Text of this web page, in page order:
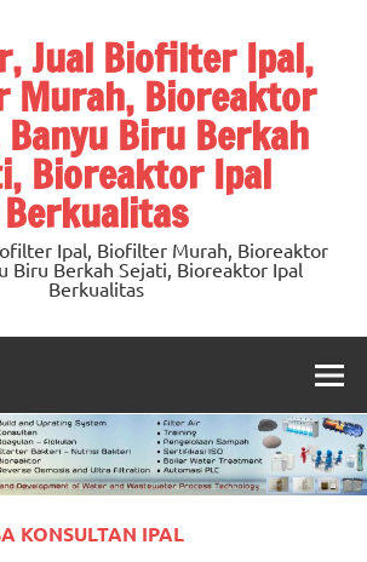
Jual Biofilter Ipal,
Murah, Bioreaktor
Banyu Biru Berkah
Bioreaktor Ipal
Berkualitas
Ipal, Biofilter Murah, Bioreaktor
Biru Berkah Sejati, Bioreaktor Ipal
Berkualitas
KONSULTAN IPAL